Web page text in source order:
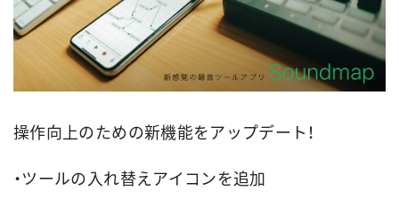
操作向上のための新機能をアップデート！
・ツールの入れ替えアイコンを追加